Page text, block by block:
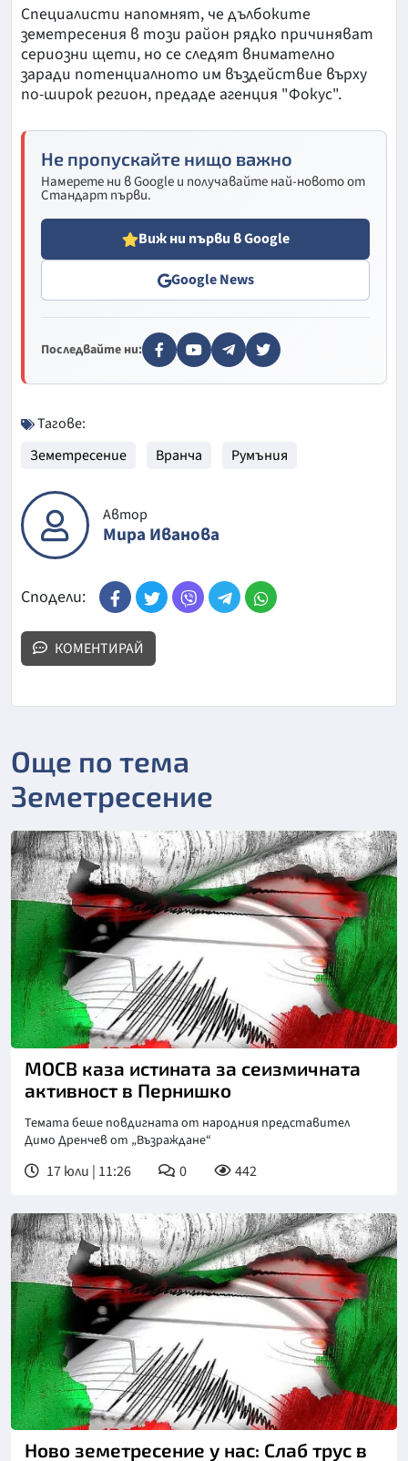
Специалисти напомнят, че дълбоките
земетресения в този район рядко причиняват
сериозни щети, но се следят внимателно
заради потенциалното им въздействие върху
по-широк регион, предаде агенция "Фокус".
Не пропускайте нищо важно
Намерете ни в Google и получавайте най-новото от
Стандарт първи.
Виж ни първи в Google
Google News
Последвайте ни:
Тагове:
Земетресение
Вранча Румъния
Автор
Мира Иванова
Сподели:
КОМЕНТИРАЙ
Още по тема
Земетресение
МОСВ каза истината за сеизмичната
активност в Пернишко
Темата беше повдигната от народния представител
Димо Дренчев от „Възраждане“
17 юли | 11:26 0 442
Ново земетресение у нас: Слаб трус в